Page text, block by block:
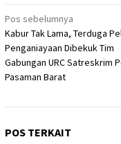
Navigasi
pos
Pos sebelumnya
Kabur Tak Lama, Terduga
Penganiayaan Dibekuk Tim
Gabungan URC Satreskrim
Pasaman Barat
POS TERKAIT